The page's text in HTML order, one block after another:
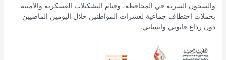
والسجون السرية في المحافظة، وقيام التشكيلات العسكرية والأمنية
بحملات اختطاف جماعية لعشرات المواطنين خلال اليومين الماضيين
دون رداع قانوني وانساني.